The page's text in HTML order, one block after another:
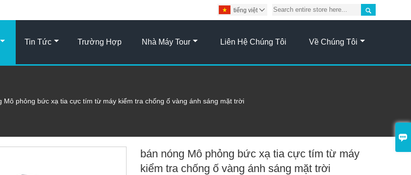


tiếng việt 
Tin Tức Trường Hợp Nhà Máy Tour Liên Hệ Chúng Tôi Về Chúng Tôi
Mô phỏng bức xạ tia cực tím từ máy kiểm tra chống ố vàng ánh sáng mặt trời
bán nóng Mô phỏng bức xạ tia cực tím từ máy
kiểm tra chống ố vàng ánh sáng mặt trời